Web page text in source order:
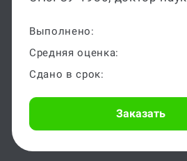
Выполнено:
Средняя оценка:
Сдано в срок:
Заказать